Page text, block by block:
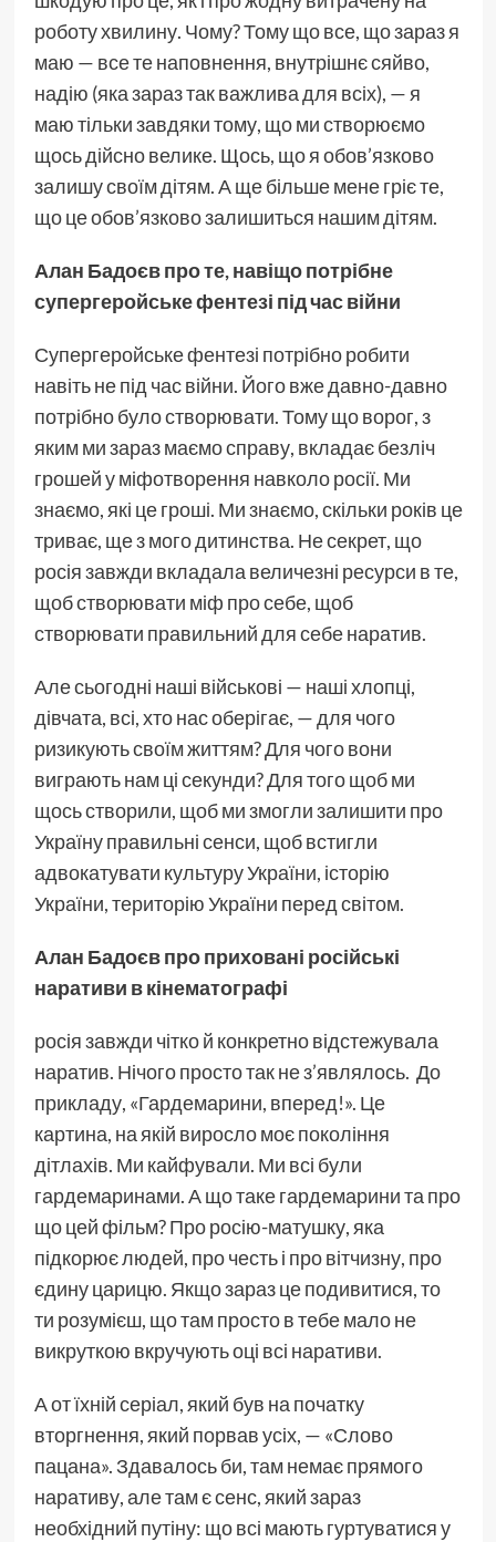
роботу хвилину. Чому? Тому що все, що зараз я
маю — все те наповнення, внутрішнє сяйво,
надію (яка зараз так важлива для всіх), — я
маю тільки завдяки тому, що ми створюємо
щось дійсно велике. Щось, що я обов’язково
залишу своїм дітям. А ще більше мене гріє те,
що це обов’язково залишиться нашим дітям.
Алан Бадоєв про те, навіщо потрібне
супергеройське фентезі під час війни
Супергеройське фентезі потрібно робити
навіть не під час війни. Його вже давно-давно
потрібно було створювати. Тому що ворог, з
яким ми зараз маємо справу, вкладає безліч
грошей у міфотворення навколо росії. Ми
знаємо, які це гроші. Ми знаємо, скільки років це
триває, ще з мого дитинства. Не секрет, що
росія завжди вкладала величезні ресурси в те,
щоб створювати міф про себе, щоб
створювати правильний для себе наратив.
Але сьогодні наші військові — наші хлопці,
дівчата, всі, хто нас оберігає, — для чого
ризикують своїм життям? Для чого вони
виграють нам ці секунди? Для того щоб ми
щось створили, щоб ми змогли залишити про
Україну правильні сенси, щоб встигли
адвокатувати культуру України, історію
України, територію України перед світом.
Алан Бадоєв про приховані російські
наративи в кінематографі
росія завжди чітко й конкретно відстежувала
наратив. Нічого просто так не з’являлось. До
прикладу, «Гардемарини, вперед!». Це
картина, на якій виросло моє покоління
дітлахів. Ми кайфували. Ми всі були
гардемаринами. А що таке гардемарини та про
що цей фільм? Про росію-матушку, яка
підкорює людей, про честь і про вітчизну, про
єдину царицю. Якщо зараз це подивитися, то
ти розумієш, що там просто в тебе мало не
викруткою вкручують оці всі наративи.
А от їхній серіал, який був на початку
вторгнення, який порвав усіх, — «Слово
пацана». Здавалось би, там немає прямого
наративу, але там є сенс, який зараз
необхідний путіну: що всі мають гуртуватися у